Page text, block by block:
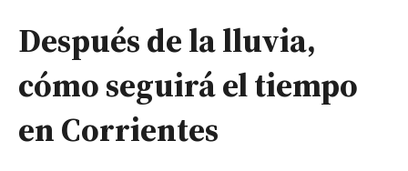
Después de la lluvia,
cómo seguirá el tiempo
en Corrientes